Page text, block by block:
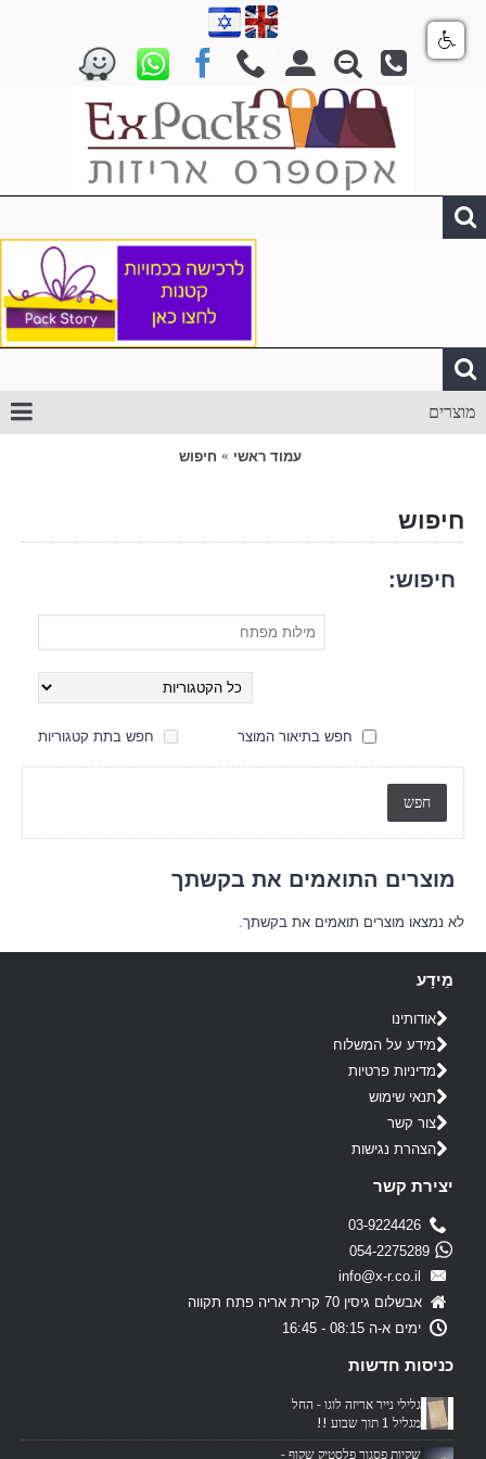
מוצרים
עמוד ראשי חיפוש
חיפוש
חיפוש:
חפש בתת קטגוריות חפש בתיאור המוצר
מוצרים התואמים את בקשתך
לא נמצאו מוצרים תואמים את בקשתך.
מֵידָע
אודותינו
מידע על המשלוח
מדיניות פרטיות
תנאי שימוש
צור קשר
הצהרת נגישות
יצירת קשר
054-2275289
אבשלום גיסין 70 קרית אריה פתח תקווה
ימים א-ה 08:15 - 16:45
כניסות חדשות
גלילי נייר אריזה לוגו - החל
מגליל 1 תוך שבוע !!
שקיות פסגור פלסטיק שקוף -